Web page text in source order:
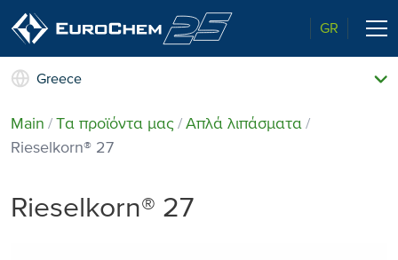
GR
Τα προϊόντα μας
Γνωρίστε τη EuroChem
Γνωρίστε τη EuroChem
Ανώτερη ποιότητα
Greece
Main Τα προϊόντα μας Απλά λιπάσματα
Rieselkorn® 27
Rieselkorn® 27